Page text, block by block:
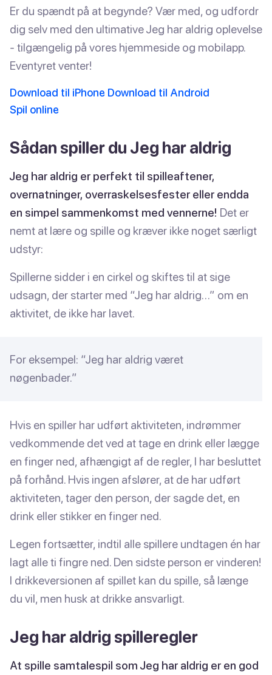
Er du spændt på at begynde? Vær med, og udfordr
dig selv med den ultimative Jeg har aldrig oplevelse
- tilgængelig på vores hjemmeside og mobilapp.
Eventyret venter!
Download til iPhone Download til Android
Spil online
Sådan spiller du Jeg har aldrig
Jeg har aldrig er perfekt til spilleaftener,
overnatninger, overraskelsesfester eller endda
en simpel sammenkomst med vennerne! Det er
nemt at lære og spille og kræver ikke noget særligt
udstyr:
Spillerne sidder i en cirkel og skiftes til at sige
udsagn, der starter med “Jeg har aldrig…” om en
aktivitet, de ikke har lavet.
For eksempel: “Jeg har aldrig været
nøgenbader.”
Hvis en spiller har udført aktiviteten, indrømmer
vedkommende det ved at tage en drink eller lægge
en finger ned, afhængigt af de regler, I har besluttet
på forhånd. Hvis ingen afslører, at de har udført
aktiviteten, tager den person, der sagde det, en
drink eller stikker en finger ned.
Legen fortsætter, indtil alle spillere undtagen én har
lagt alle ti fingre ned. Den sidste person er vinderen!
I drikkeversionen af spillet kan du spille, så længe
du vil, men husk at drikke ansvarligt.
Jeg har aldrig spilleregler
At spille samtalespil som Jeg har aldrig er en god